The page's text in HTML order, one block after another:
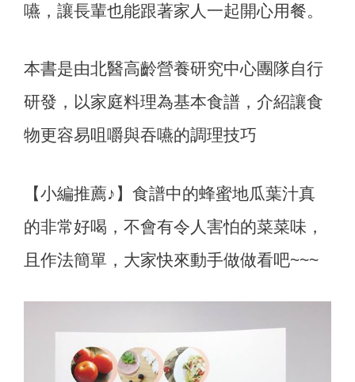
嚥，讓長輩也能跟著家人一起開心用餐。
本書是由北醫高齡營養研究中心團隊自行
研發，以家庭料理為基本食譜，介紹讓食
物更容易咀嚼與吞嚥的調理技巧
【小編推薦♪】食譜中的蜂蜜地瓜葉汁真
的非常好喝，不會有令人害怕的菜菜味，
且作法簡單，大家快來動手做做看吧~~~